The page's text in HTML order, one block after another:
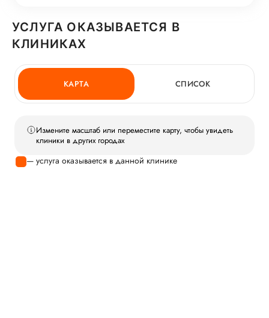
УСЛУГА ОКАЗЫВАЕТСЯ В
КЛИНИКАХ
КАРТА СПИСОК
Измените масштаб или переместите карту, чтобы увидеть
клиники в других городах
— услуга оказывается в данной клинике